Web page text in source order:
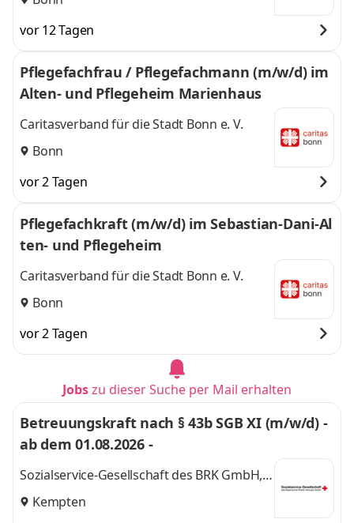
vor 12 Tagen
Pflegefachfrau / Pflegefachmann (m/w/d) im
Alten- und Pflegeheim Marienhaus
Caritasverband für die Stadt Bonn e. V.
Bonn
vor 2 Tagen
Pflegefachkraft (m/w/d) im Sebastian-Dani-Al
ten- und Pflegeheim
Caritasverband für die Stadt Bonn e. V.
Bonn
vor 2 Tagen
Jobszu dieser Suche per Mail erhalten
Betreuungskraft nach § 43b SGB XI (m/w/d) -
ab dem 01.08.2026 -
Sozialservice-Gesellschaft des BRK GmbH,
SeniorenWohnen Kempten
Hoefelmayrpark
Kempten